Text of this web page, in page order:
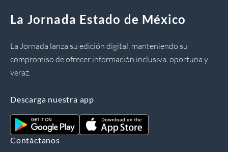
La Jornada Estado de México
La Jornada lanza su edición digital, manteniendo su
compromiso de ofrecer información inclusiva, oportuna y
veraz.
Descarga nuestra app
Contáctanos